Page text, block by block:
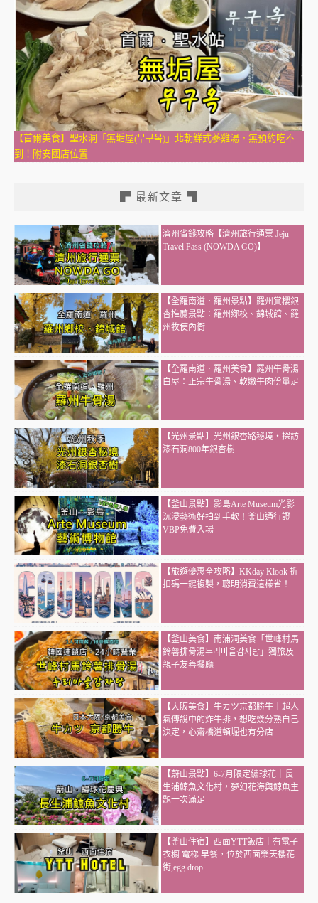
【首爾美食】聖水洞「無垢屋(무구옥)」北朝鮮式蔘雞湯，無預約吃不
到！附安國店位置
▛ 最新文章 ▜
濟州省錢攻略【濟州旅行通票 Jeju
Travel Pass (NOWDA GO)】
【全羅南道．羅州景點】羅州賞櫻銀
杏推薦景點：羅州鄉校、錦城館、羅
州牧使內衙
【全羅南道．羅州美食】羅州牛骨湯
白屋：正宗牛骨湯、軟嫩牛肉份量足
【光州景點】光州銀杏路秘境・探訪
漆石洞800年銀杏樹
【釜山景點】影島Arte Museum光影
沉浸藝術好拍到手軟！釜山通行證
VBP免費入場
【旅遊優惠全攻略】KKday Klook 折
扣碼一鍵複製，聰明消費這樣省！
【釜山美食】南浦洞美食「世峰村馬
鈴薯排骨湯누리마을감자탕」獨旅及
親子友善餐廳
【大阪美食】牛カツ京都勝牛｜超人
氣傳說中的炸牛排，想吃幾分熟自己
決定，心齋橋道頓堀也有分店
【蔚山景點】6-7月限定繡球花｜長
生浦鯨魚文化村，夢幻花海與鯨魚主
題一次滿足
【釜山住宿】西面YTT飯店｜有電子
衣櫥.電梯.早餐，位於西面樂天櫻花
街,egg drop